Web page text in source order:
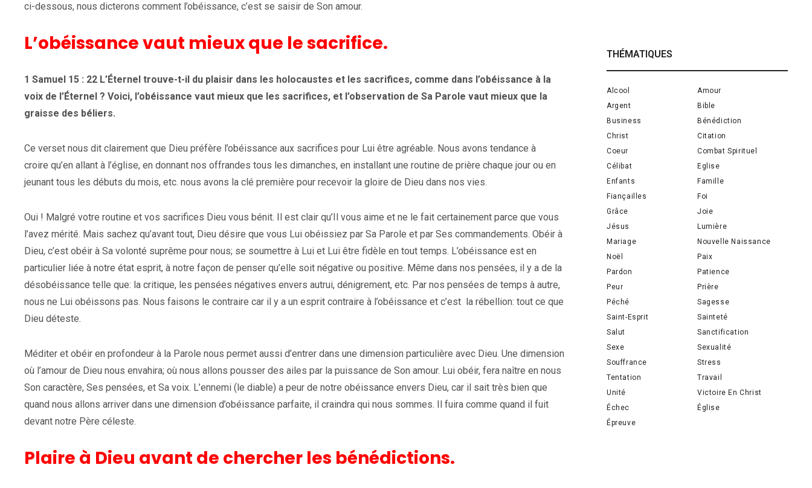
ci-dessous, nous dicterons comment l’obéissance, c’est se saisir de Son amour.
L’obéissance vaut mieux que le sacrifice.
1 Samuel 15 : 22 L’Éternel trouve-t-il du plaisir dans les holocaustes et les sacrifices, comme dans l’obéissance à la
voix de l’Éternel ? Voici, l’obéissance vaut mieux que les sacrifices, et l’observation de Sa Parole vaut mieux que la
graisse des béliers.
Ce verset nous dit clairement que Dieu préfère l’obéissance aux sacrifices pour Lui être agréable. Nous avons tendance à
croire qu’en allant à l’église, en donnant nos offrandes tous les dimanches, en installant une routine de prière chaque jour ou en
jeunant tous les débuts du mois, etc. nous avons la clé première pour recevoir la gloire de Dieu dans nos vies.
Oui ! Malgré votre routine et vos sacrifices Dieu vous bénit. Il est clair qu’Il vous aime et ne le fait certainement parce que vous
l’avez mérité. Mais sachez qu’avant tout, Dieu désire que vous Lui obéissiez par Sa Parole et par Ses commandements. Obéir à
Dieu, c’est obéir à Sa volonté suprême pour nous; se soumettre à Lui et Lui être fidèle en tout temps. L’obéissance est en
particulier liée à notre état esprit, à notre façon de penser qu’elle soit négative ou positive. Même dans nos pensées, il y a de la
désobéissance telle que: la critique, les pensées négatives envers autrui, dénigrement, etc. Par nos pensées de temps à autre,
nous ne Lui obéissons pas. Nous faisons le contraire car il y a un esprit contraire à l’obéissance et c’est la rébellion: tout ce que
Dieu déteste.
Méditer et obéir en profondeur à la Parole nous permet aussi d’entrer dans une dimension particulière avec Dieu. Une dimension
où l’amour de Dieu nous envahira; où nous allons pousser des ailes par la puissance de Son amour. Lui obéir, fera naître en nous
Son caractère, Ses pensées, et Sa voix. L’ennemi (le diable) a peur de notre obéissance envers Dieu, car il sait très bien que
quand nous allons arriver dans une dimension d’obéissance parfaite, il craindra qui nous sommes. Il fuira comme quand il fuit
devant notre Père céleste.
Plaire à Dieu avant de chercher les bénédictions.
THÉMATIQUES
Alcool
Amour
Argent
Bible
Business
Bénédiction
Christ
Citation
Coeur
Combat Spirituel
Célibat
Eglise
Enfants
Famille
Fiançailles
Foi
Grâce
Joie
Jésus
Lumière
Mariage
Nouvelle Naissance
Noël
Paix
Pardon
Patience
Peur
Prière
Péché
Sagesse
Saint-Esprit
Sainteté
Salut
Sanctification
Sexe
Sexualité
Souffrance
Stress
Tentation
Travail
Unité
Victoire En Christ
Échec
Église
Épreuve